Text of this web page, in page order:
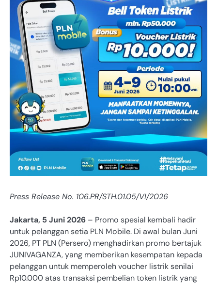
Press Release No. 106.PR/STH.01.05/VI/2026
Jakarta, 5 Juni 2026 – Promo spesial kembali hadir
untuk pelanggan setia PLN Mobile. Di awal bulan Juni
2026, PT PLN (Persero) menghadirkan promo bertajuk
JUNIVAGANZA, yang memberikan kesempatan kepada
pelanggan untuk memperoleh voucher listrik senilai
Rp10.000 atas transaksi pembelian token listrik yang